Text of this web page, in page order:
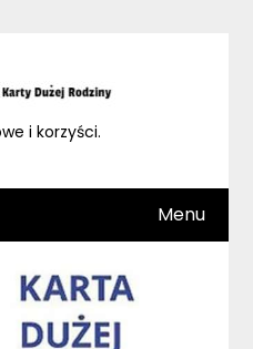
i korzyści.
Menu